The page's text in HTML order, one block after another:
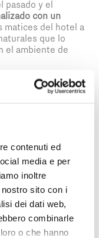
contenuti ed
media e per
inoltre
sito con i
dei dati web,
combinarle
o che hanno
pasado y el
con un
matices del hotel a
que lo
el ambiente de
Rialto
las estaciones,
y refrigeración
de las pérgolas.
espacio funcional
eligen vivir
junto al